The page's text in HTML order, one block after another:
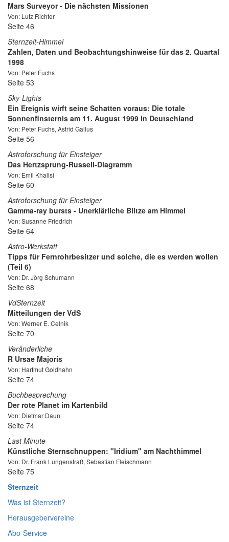
Mars Surveyor - Die nächsten Missionen
Von: Lutz Richter
Seite 46
Sternzeit-Himmel
Zahlen, Daten und Beobachtungshinweise für das 2. Quartal
1998
Von: Peter Fuchs
Seite 53
Sky-Lights
Ein Ereignis wirft seine Schatten voraus: Die totale
Sonnenfinsternis am 11. August 1999 in Deutschland
Von: Peter Fuchs, Astrid Gallus
Seite 56
Astroforschung für Einsteiger
Das Hertzsprung-Russell-Diagramm
Von: Emil Khalisi
Seite 60
Astroforschung für Einsteiger
Gamma-ray bursts - Unerklärliche Blitze am Himmel
Von: Susanne Friedrich
Seite 64
Astro-Werkstatt
Tipps für Fernrohrbesitzer und solche, die es werden wollen
(Teil 6)
Von: Dr. Jörg Schumann
Seite 68
VdSternzeit
Mitteilungen der VdS
Von: Werner E. Celnik
Seite 70
Veränderliche
R Ursae Majoris
Von: Hartmut Goldhahn
Seite 74
Buchbesprechung
Der rote Planet im Kartenbild
Von: Dietmar Daun
Seite 74
Last Minute
Künstliche Sternschnuppen: "Iridium" am Nachthimmel
Von: Dr. Frank Lungenstraß, Sebastian Fleischmann
Seite 75
Sternzeit
Was ist Sternzeit?
Herausgebervereine
Abo-Service